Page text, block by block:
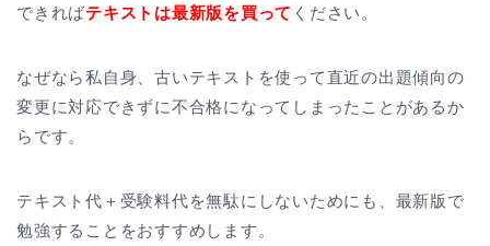
できればテキストは最新版を買って ください。
なぜなら私自身、古いテキストを使って直近の出題傾向の
変更に対応できずに不合格になってしまったことがあるか
らです。
テキスト代＋受験料代を無駄にしないためにも、最新版で
勉強することをおすすめします。